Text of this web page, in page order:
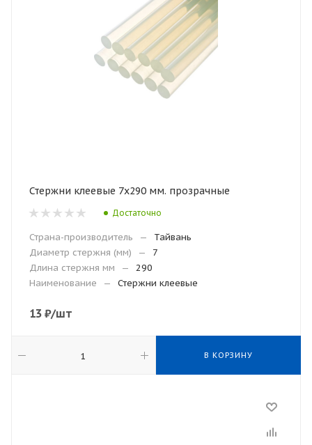
Стержни клеевые 7х290 мм. прозрачные
Достаточно
Страна-производитель —
Тайвань
Диаметр стержня (мм)
—
7
Длина стержня мм
—
290
Наименование
— Стержни клеевые
13 ₽/шт
В КОРЗИНУ